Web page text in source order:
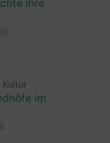
ihre
Kultur
im